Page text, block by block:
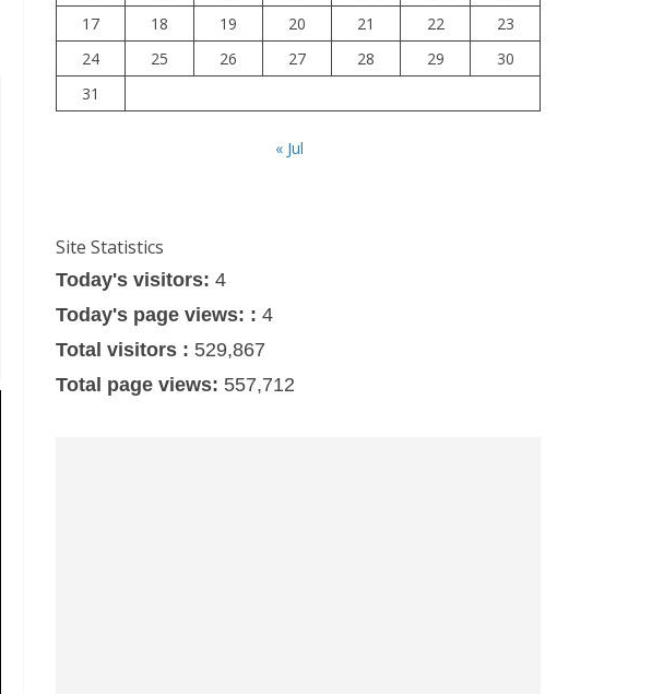
17
18 19 20 21 22
23
24
25 26 27 28 29
30
31
« Jul
Site Statistics
Today's visitors: 4
Today's page views: : 4
Total visitors : 529,867
Total page views: 557,712